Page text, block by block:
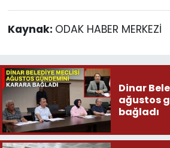
Kaynak: ODAK HABER MERKEZİ
Dinar
ağustos
bağladı